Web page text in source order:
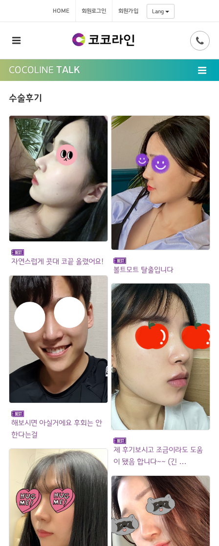
HOME 회원로그인 회원가입 Lang
COCOLINE TALK
수술후기
자연스럽게 콧대 코끝 올렸어요!
볼트모트 탈출입니다
해보시면 아실거에요 후회는 안
한다는걸
제 후기보시고 조금이라도 도움
이 됐음 합니다~~ (긴 …